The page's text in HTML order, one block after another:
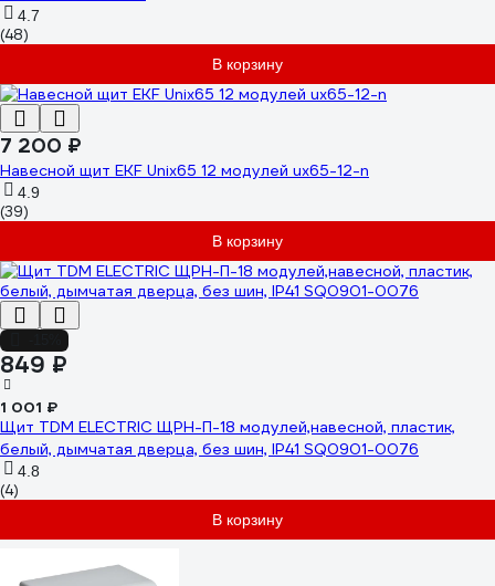
4.7
(48)
В корзину
7 200 ₽
Навесной щит EKF Unix65 12 модулей ux65-12-n
4.9
(39)
В корзину
849 ₽
1 001 ₽
Щит TDM ELECTRIC ЩРН-П-18 модулей,навесной, пластик,
белый, дымчатая дверца, без шин, IP41 SQ0901-0076
4.8
(4)
В корзину